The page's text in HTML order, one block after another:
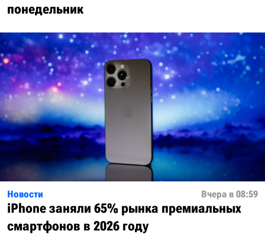
понедельник
Новости Вчера в 08:59
iPhone заняли 65% рынка премиальных
смартфонов в 2026 году